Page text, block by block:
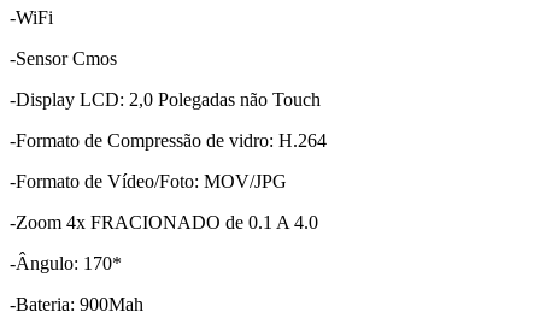
-WiFi
-Sensor Cmos
-Display LCD: 2,0 Polegadas não Touch
-Formato de Compressão de vidro: H.264
-Formato de Vídeo/Foto: MOV/JPG
-Zoom 4x FRACIONADO de 0.1 A 4.0
-Ângulo: 170*
-Bateria: 900Mah